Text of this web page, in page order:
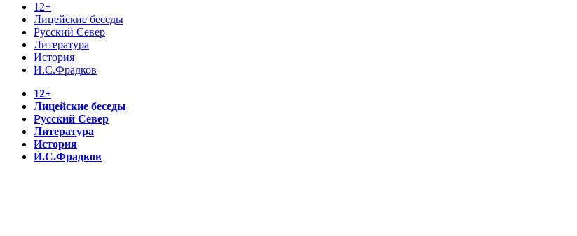
12+
Лицейские беседы
Русский Север
Литература
История
И.С.Фрадков
12+
Лицейские беседы
Русский Север
Литература
История
И.С.Фрадков